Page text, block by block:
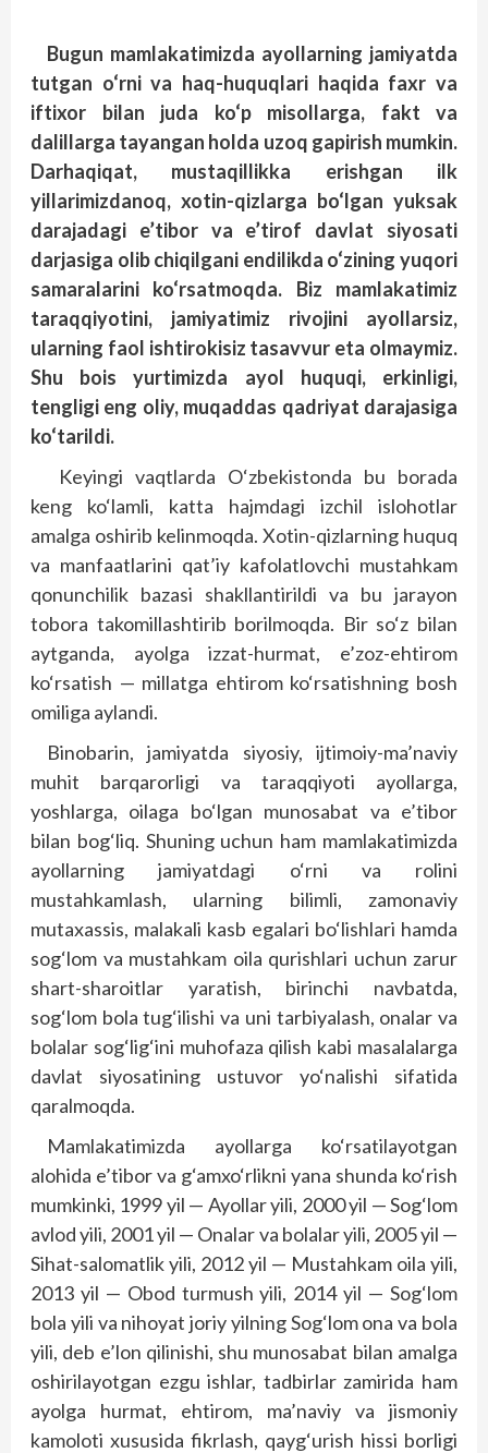
Bugun mamlakatimizda ayollarning jamiyatda
tutgan o‘rni va haq-huquqlari haqida faxr va
iftixor bilan juda ko‘p misollarga, fakt va
dalillarga tayangan holda uzoq gapirish mumkin.
Darhaqiqat, mustaqillikka erishgan ilk
yillarimizdanoq, xotin-qizlarga bo‘lgan yuksak
darajadagi e’tibor va e’tirof davlat siyosati
darjasiga olib chiqilgani endilikda o‘zining yuqori
samaralarini ko‘rsatmoqda. Biz mamlakatimiz
taraqqiyotini, jamiyatimiz rivojini ayollarsiz,
ularning faol ishtirokisiz tasavvur eta olmaymiz.
Shu bois yurtimizda ayol huquqi, erkinligi,
tengligi eng oliy, muqaddas qadriyat darajasiga
ko‘tarildi.
Keyingi vaqtlarda O‘zbekistonda bu borada
keng ko‘lamli, katta hajmdagi izchil islohotlar
amalga oshirib kelinmoqda. Xotin-qizlarning huquq
va manfaatlarini qat’iy kafolatlovchi mustahkam
qonunchilik bazasi shakllantirildi va bu jarayon
tobora takomillashtirib borilmoqda. Bir so‘z bilan
aytganda, ayolga izzat-hurmat, e’zoz-ehtirom
ko‘rsatish — millatga ehtirom ko‘rsatishning bosh
omiliga aylandi.
Binobarin, jamiyatda siyosiy, ijtimoiy-ma’naviy
muhit barqarorligi va taraqqiyoti ayollarga,
yoshlarga, oilaga bo‘lgan munosabat va e’tibor
bilan bog‘liq. Shuning uchun ham mamlakatimizda
ayollarning jamiyatdagi o‘rni va rolini
mustahkamlash, ularning bilimli, zamonaviy
mutaxassis, malakali kasb egalari bo‘lishlari hamda
sog‘lom va mustahkam oila qurishlari uchun zarur
shart-sharoitlar yaratish, birinchi navbatda,
sog‘lom bola tug‘ilishi va uni tarbiyalash, onalar va
bolalar sog‘lig‘ini muhofaza qilish kabi masalalarga
davlat siyosatining ustuvor yo‘nalishi sifatida
qaralmoqda.
Mamlakatimizda ayollarga ko‘rsatilayotgan
alohida e’tibor va g‘amxo‘rlikni yana shunda ko‘rish
mumkinki, 1999 yil — Ayollar yili, 2000 yil — Sog‘lom
avlod yili, 2001 yil — Onalar va bolalar yili, 2005 yil —
Sihat-salomatlik yili, 2012 yil — Mustahkam oila yili,
2013 yil — Obod turmush yili, 2014 yil — Sog‘lom
bola yili va nihoyat joriy yilning Sog‘lom ona va bola
yili, deb e’lon qilinishi, shu munosabat bilan amalga
oshirilayotgan ezgu ishlar, tadbirlar zamirida ham
ayolga hurmat, ehtirom, ma’naviy va jismoniy
kamoloti xususida fikrlash, qayg‘urish hissi borligi